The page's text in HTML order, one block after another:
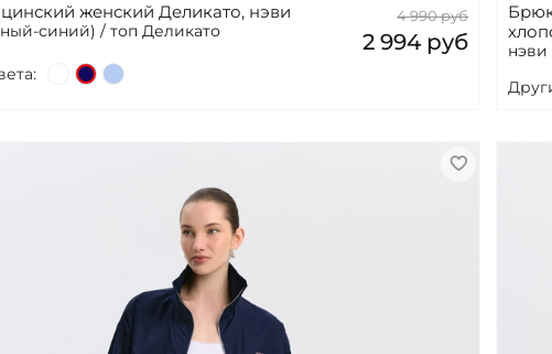
женский Деликато, нэви
синий) / топ Деликато
4 990 руб
2 994 руб